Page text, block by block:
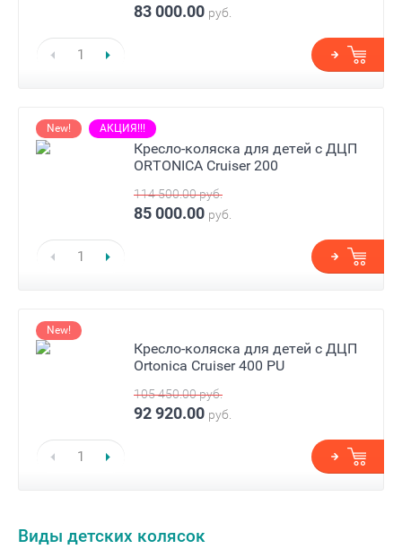
83 000.00 руб.
New! АКЦИЯ!!!
Кресло-коляска для детей с ДЦП
ORTONICA Cruiser 200
114 500.00руб.
85 000.00 руб.
New!
Кресло-коляска для детей с ДЦП
Ortonica Cruiser 400 PU
105 450.00руб.
92 920.00 руб.
Виды детских колясок